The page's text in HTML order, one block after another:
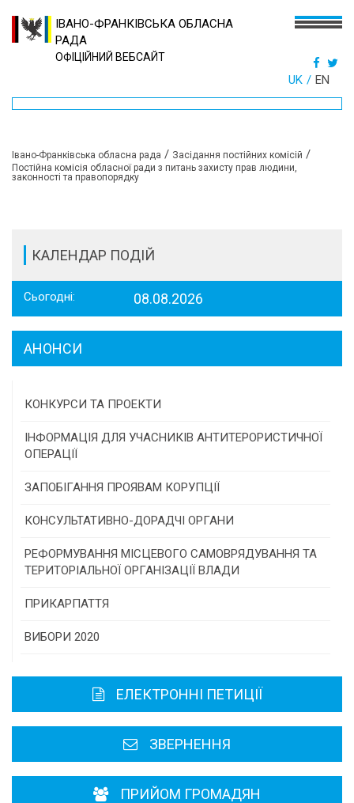
ІВАНО-ФРАНКІВСЬКА ОБЛАСНА
РАДА
ОФІЦІЙНИЙ ВЕБСАЙТ
UK EN
Івано-Франківська обласна рада / Засідання постійних комісій /
Постійна комісія обласної ради з питань захисту прав людини,
законності та правопорядку
КАЛЕНДАР ПОДІЙ
Сьогодні: 08.08.2026
АНОНСИ
КОНКУРСИ ТА ПРОЕКТИ
Конкурс проектів та програм місцевого
самоврядування
Конкурс інститутів громадянського суспільства
Програми/конкурси МТД
ІНФОРМАЦІЯ ДЛЯ УЧАСНИКІВ АНТИТЕРОРИСТИЧНОЇ
ОПЕРАЦІЇ
ЗАПОБІГАННЯ ПРОЯВАМ КОРУПЦІЇ
КОНСУЛЬТАТИВНО-ДОРАДЧІ ОРГАНИ
Консультативна рада
РЕФОРМУВАННЯ МІСЦЕВОГО САМОВРЯДУВАННЯ ТА
ТЕРИТОРІАЛЬНОЇ ОРГАНІЗАЦІЇ ВЛАДИ
ПРИКАРПАТТЯ
Історична довідка
Районні, міські ради
ВИБОРИ 2020
ЕЛЕКТРОННІ ПЕТИЦІЇ
ЗВЕРНЕННЯ
ПРИЙОМ ГРОМАДЯН